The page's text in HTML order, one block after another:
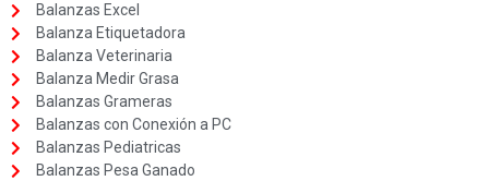
Balanzas Excel
Balanza Etiquetadora
Balanza Veterinaria
Balanza Medir Grasa
Balanzas Grameras
Balanzas con Conexión a PC
Balanzas Pediatricas
Balanzas Pesa Ganado